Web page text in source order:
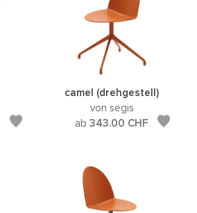
camel (drehgestell)
von segis
ab343.00 CHF